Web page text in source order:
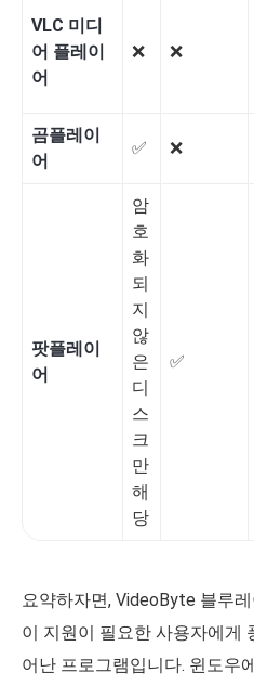
VLC 미디
어 플레이
어
❌️ ❌️
곰플레이
어
✅️ ❌️
팟플레이
어
암
호
화
되
지
않
은
디
스
크
만
해
당
✅️
요약하자면, VideoByte 블루
이 지원이 필요한 사용자에게
어난 프로그램입니다. 윈도우